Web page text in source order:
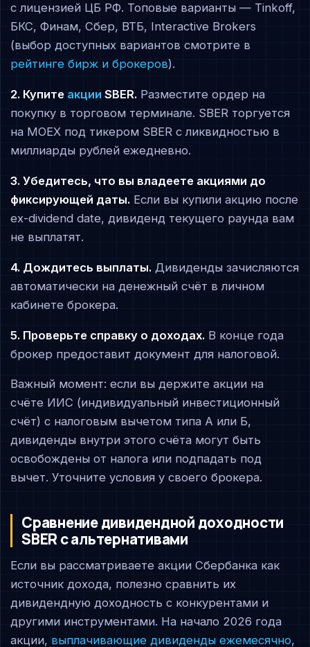
с лицензией ЦБ РФ. Топовые варианты — Tinkoff,
БКС, Финам, Сбер, ВТБ, Interactive Brokers
(выбор доступных вариантов смотрите в
рейтинге бирж и брокеров).
2. Купите акции SBER. Разместите ордер на
покупку в торговом терминале. SBER торгуется
на MOEX под тикером SBER с ликвидностью в
миллиарды рублей ежедневно.
3. Убедитесь, что вы владеете акциями до
фиксирующей даты. Если вы купили акцию после
ex-dividend date, дивиденд текущего раунда вам
не выплатят.
4. Дождитесь выплаты. Дивиденды зачисляются
автоматически на денежный счёт в личном
кабинете брокера.
5. Проверьте справку о доходах. В конце года
брокер предоставит документ для налоговой.
Важный момент: если вы держите акции на
счёте ИИС (индивидуальный инвестиционный
счёт) с налоговым вычетом типа А или Б,
дивиденды внутри этого счёта могут быть
освобождены от налога или подпадать под
вычет. Уточните условия у своего брокера.
Сравнение дивидендной доходности
SBER с альтернативами
Если вы рассматриваете акции Сбербанка как
источник дохода, полезно сравнить их
дивидендную доходность с конкурентами и
другими инструментами. На начало 2026 года
акции, выплачивающие дивиденды ежемесячно,